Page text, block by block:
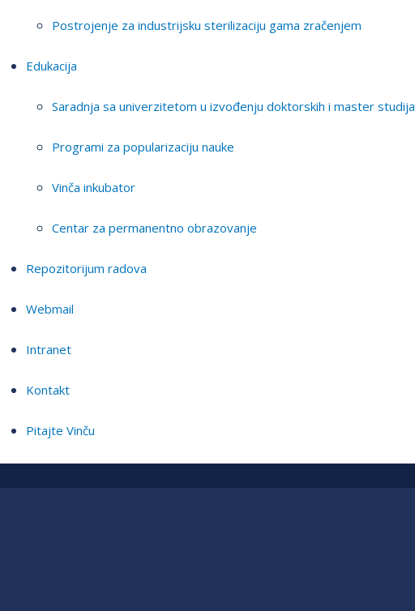
Postrojenje za industrijsku sterilizaciju gama zračenjem
Edukacija
Saradnja sa univerzitetom u izvođenju doktorskih i master studija
Programi za popularizaciju nauke
Vinča inkubator
Centar za permanentno obrazovanje
Repozitorijum radova
Webmail
Intranet
Kontakt
Pitajte Vinču